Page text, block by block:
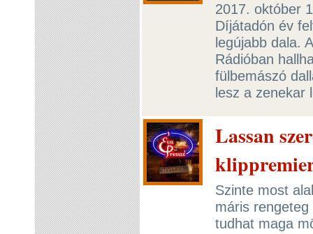
2017. október
Díjátadón év
legújabb dala.
Rádióban
fülbemászó
lesz a zenekar
Lassan
Szinte most
máris
tudhat maga